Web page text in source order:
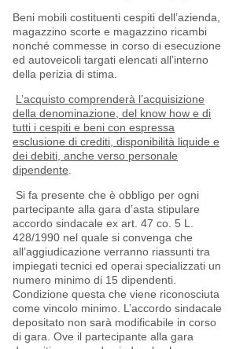
Beni mobili costituenti cespiti dell’azienda,
magazzino scorte e magazzino ricambi
nonché commesse in corso di esecuzione
ed autoveicoli targati elencati all’interno
della perizia di stima.
L’acquisto comprenderà l’acquisizione
della denominazione, del know how e di
tutti i cespiti e beni con espressa
esclusione di crediti, disponibilità liquide e
dei debiti, anche verso personale
dipendente
Si fa presente che è obbligo per ogni
partecipante alla gara d’asta stipulare
accordo sindacale ex art. 47 co. 5 L.
428/1990 nel quale si convenga che
all’aggiudicazione verranno riassunti tra
impiegati tecnici ed operai specializzati un
numero minimo di 15 dipendenti.
Condizione questa che viene riconosciuta
come vincolo minimo. L’accordo sindacale
depositato non sarà modificabile in corso
di gara. Ove il partecipante alla gara